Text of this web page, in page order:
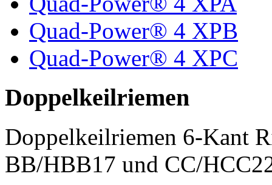
Quad-Power® 4 XPB
Quad-Power® 4 XPC
Doppelkeilriemen
Doppelkeilriemen 6-Kant
BB/HBB17 und CC/